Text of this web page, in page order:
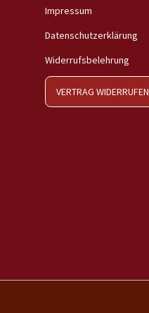
Impressum
Datenschutzerklärung
Widerrufsbelehrung
VERTRAG WIDERRUFEN